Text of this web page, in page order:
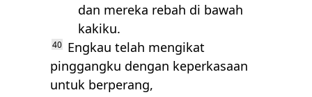
dan mereka rebah di bawah
kakiku.
40 Engkau telah mengikat
pinggangku dengan keperkasaan
untuk berperang,